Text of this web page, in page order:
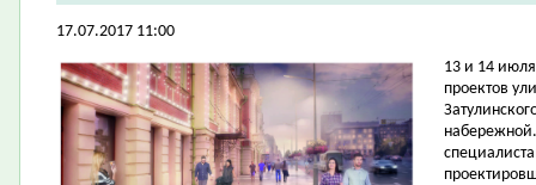
17.07.2017 11:00
​13 и 14
проектов